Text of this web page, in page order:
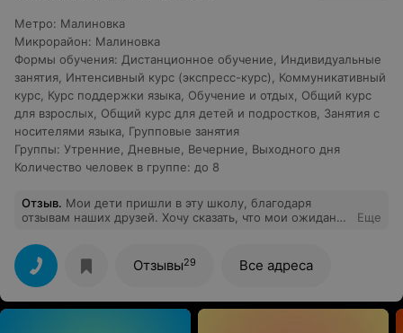
Метро: Малиновка
Микрорайон: Малиновка
Формы обучения: Дистанционное обучение, Индивидуальные
занятия, Интенсивный курс (экспресс-курс), Коммуникативный
курс, Курс поддержки языка, Обучение и отдых, Общий курс
для взрослых, Общий курс для детей и подростков, Занятия с
носителями языка, Групповые занятия
Группы: Утренние, Дневные, Вечерние, Выходного дня
Количество человек в группе: до 8
Отзыв. Мои дети пришли в эту школу, благодаря
отзывам наших друзей. Хочу сказать, что мои ожидания
преподавателя, внимание к каждому, мотивация.
Очень хорошо налажена обратная связь. Ребенок идет
на занятия с удовольствием! Любит выполнять задания,
интересуется. Здорово придуманы тематические
занятия с родителями и для более продвинутых!
Большое спасибо нашему преподавателю Евгении за
Еще
Отзывы29 Все адреса